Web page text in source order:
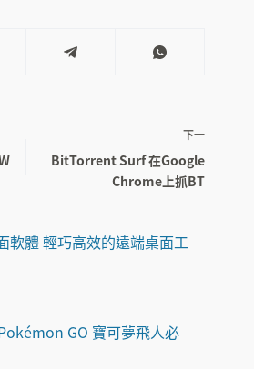
下一
BitTorrent Surf 在Google
Chrome上抓BT
軟體 輕巧高效的遠端桌面工
GO 寶可夢飛人必